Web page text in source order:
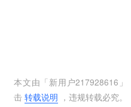
本文由「 新用户217928616
击 转载说明 ，违规转载必究。